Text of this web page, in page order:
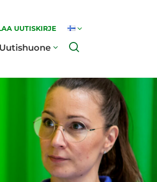
UUTISKIRJE
Uutishuone